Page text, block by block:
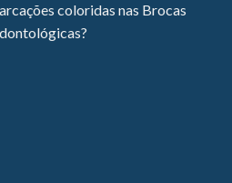
coloridas nas Brocas